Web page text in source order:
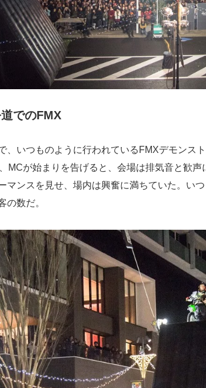
でのFMX
、いつものように行われているFMXデモンス
MCが始まりを告げると、会場は排気音と歓
マンスを見せ、場内は興奮に満ちていた。い
の数だ。